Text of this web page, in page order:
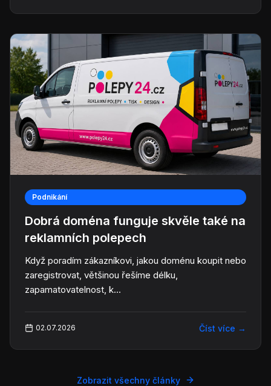
Podnikání
Dobrá doména funguje skvěle také na
reklamních polepech
Když poradím zákazníkovi, jakou doménu koupit nebo
zaregistrovat, většinou řešíme délku,
zapamatovatelnost, k...
02.07.2026 Číst více →
Zobrazit všechny články